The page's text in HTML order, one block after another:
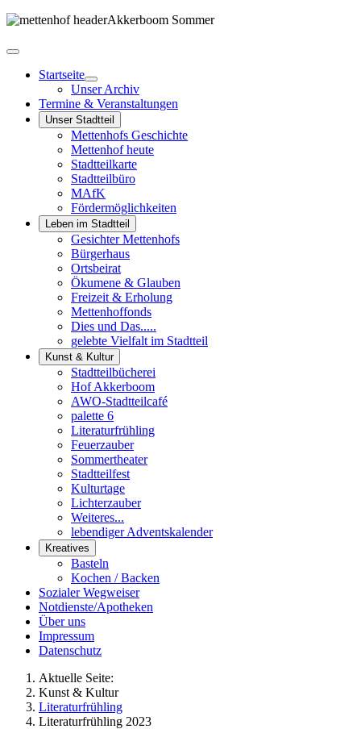
Startseite
Unser Archiv
Termine & Veranstaltungen
Unser Stadtteil
Mettenhofs Geschichte
Mettenhof heute
Stadtteilkarte
Stadtteilbüro
MAfK
Fördermöglichkeiten
Leben im Stadtteil
Gesichter Mettenhofs
Bürgerhaus
Ortsbeirat
Ökumene & Glauben
Freizeit & Erholung
Mettenhoffonds
Dies und Das.....
gelebte Vielfalt im Stadtteil
Kunst & Kultur
Stadtteilbücherei
Hof Akkerboom
AWO-Stadtteilcafé
palette 6
Literaturfrühling
Feuerzauber
Sommertheater
Stadtteilfest
Kulturtage
Lichterzauber
Weiteres...
lebendiger Adventskalender
Kreatives
Basteln
Kochen / Backen
Sozialer Wegweiser
Notdienste/Apotheken
Über uns
Impressum
Datenschutz
Aktuelle Seite:
Kunst & Kultur
Literaturfrühling
Literaturfrühling 2023